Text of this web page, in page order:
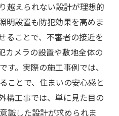
越えられない設計が理想的
明設置も防犯効果を高めま
ることで、不審者の接近を
カメラの設置や敷地全体の
す。実際の施工事例では、
ことで、住まいの安心感と
構工事では、単に見た目の
識した設計が求められま